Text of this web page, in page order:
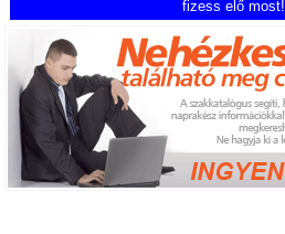
fizess elő most!